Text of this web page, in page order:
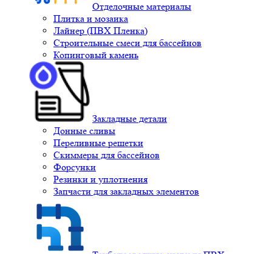
Отделочные материалы
Плитка и мозаика
Лайнер (ПВХ Пленка)
Строительные смеси для бассейнов
Копинговый камень
Закладные детали
Донные сливы
Переливные решетки
Скиммеры для бассейнов
Форсунки
Резинки и уплотнения
Запчасти для закладных элементов